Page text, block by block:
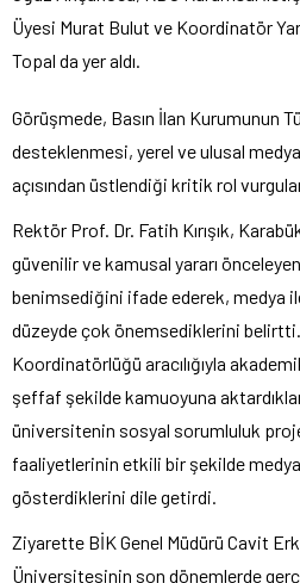
Üyesi Murat Bulut ve Koordinatör
Topal da yer aldı.
Görüşmede, Basın İlan Kurumunun
desteklenmesi, yerel ve ulusal
açısından üstlendiği kritik rol
Rektör Prof. Dr. Fatih Kırışık,
güvenilir ve kamusal yararı
benimsediğini ifade ederek, medya
düzeyde çok önemsediklerini
Koordinatörlüğü aracılığıyla
şeffaf şekilde kamuoyuna
üniversitenin sosyal sorumluluk
faaliyetlerinin etkili bir şekilde
gösterdiklerini dile getirdi.
Ziyarette BİK Genel Müdürü Cavit
Üniversitesinin son dönemlerde